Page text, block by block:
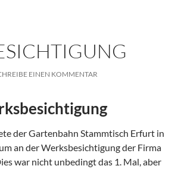
EINEN KOMMENTAR
der Gartenbahn Stammtisch Erfurt in
an der Werksbesichtigung der Firma
war nicht unbedingt das 1. Mal, aber